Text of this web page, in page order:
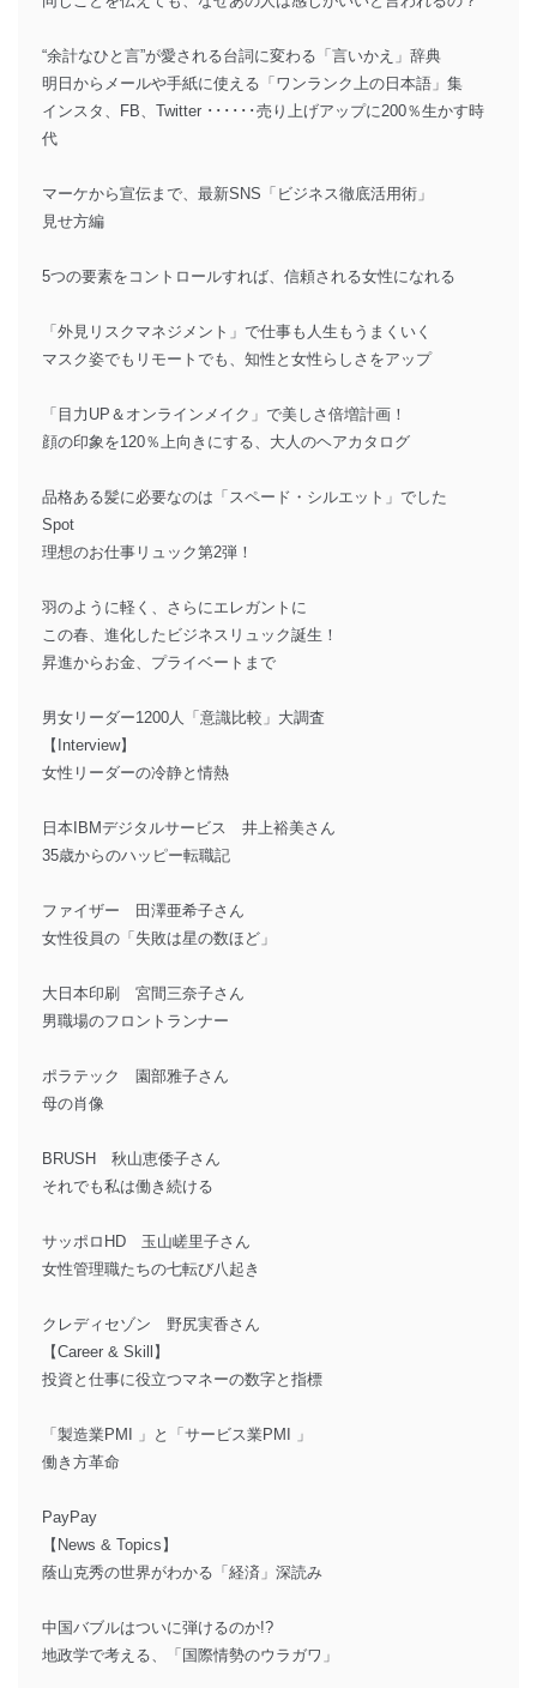
“余計なひと言”が愛される台詞に変わる「言いかえ」辞典
明日からメールや手紙に使える「ワンランク上の日本語」集
インスタ、FB、Twitter ･･････売り上げアップに200％生かす時
代
マーケから宣伝まで、最新SNS「ビジネス徹底活用術」
見せ方編
5つの要素をコントロールすれば、信頼される女性になれる
「外見リスクマネジメント」で仕事も人生もうまくいく
マスク姿でもリモートでも、知性と女性らしさをアップ
「目力UP＆オンラインメイク」で美しさ倍増計画！
顔の印象を120％上向きにする、大人のヘアカタログ
品格ある髪に必要なのは「スペード・シルエット」でした
Spot
理想のお仕事リュック第2弾！
羽のように軽く、さらにエレガントに
この春、進化したビジネスリュック誕生！
昇進からお金、プライベートまで
男女リーダー1200人「意識比較」大調査
【Interview】
女性リーダーの冷静と情熱
日本IBMデジタルサービス 井上裕美さん
35歳からのハッピー転職記
ファイザー 田澤亜希子さん
女性役員の「失敗は星の数ほど」
大日本印刷 宮間三奈子さん
男職場のフロントランナー
ポラテック 園部雅子さん
母の肖像
BRUSH 秋山恵倭子さん
それでも私は働き続ける
サッポロHD 玉山嵯里子さん
女性管理職たちの七転び八起き
クレディセゾン 野尻実香さん
【Career & Skill】
投資と仕事に役立つマネーの数字と指標
「製造業PMI 」と「サービス業PMI 」
働き方革命
PayPay
【News & Topics】
蔭山克秀の世界がわかる「経済」深読み
中国バブルはついに弾けるのか!?
地政学で考える、「国際情勢のウラガワ」